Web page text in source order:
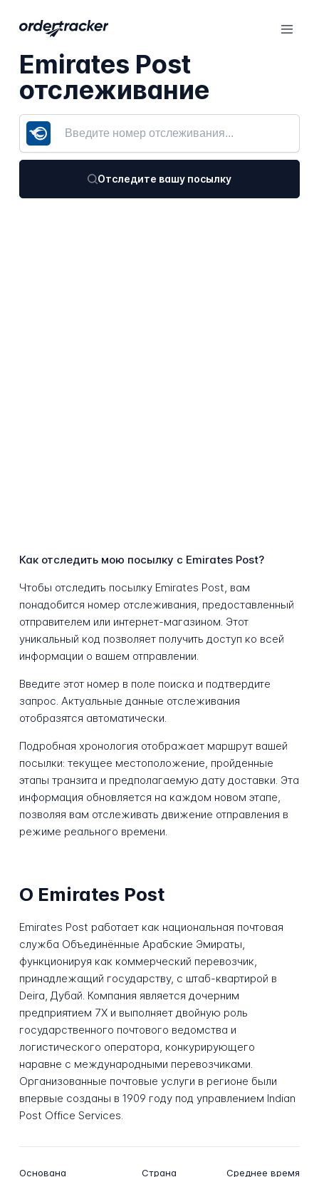
Emirates Post
отслеживание
Отследите вашу посылку
Как отследить мою посылку с Emirates Post?
Чтобы отследить посылку Emirates Post, вам
понадобится номер отслеживания, предоставленный
отправителем или интернет-магазином. Этот
уникальный код позволяет получить доступ ко всей
информации о вашем отправлении.
Введите этот номер в поле поиска и подтвердите
запрос. Актуальные данные отслеживания
отобразятся автоматически.
Подробная хронология отображает маршрут вашей
посылки: текущее местоположение, пройденные
этапы транзита и предполагаемую дату доставки. Эта
информация обновляется на каждом новом этапе,
позволяя вам отслеживать движение отправления в
режиме реального времени.
О Emirates Post
Emirates Post работает как национальная почтовая
служба Объединённые Арабские Эмираты,
функционируя как коммерческий перевозчик,
принадлежащий государству, с штаб-квартирой в
Deira, Дубай. Компания является дочерним
предприятием 7X и выполняет двойную роль
государственного почтового ведомства и
логистического оператора, конкурирующего
наравне с международными перевозчиками.
Организованные почтовые услуги в регионе были
впервые созданы в 1909 году под управлением Indian
Post Office Services.
Основана Страна
Среднее время